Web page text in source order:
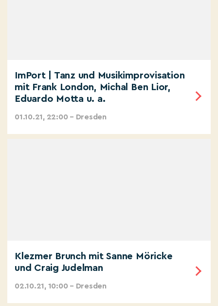
ImPort | Tanz und Musikimprovisation
mit Frank London, Michal Ben Lior,
Eduardo Motta u. a.
01.10.21, 22:00 – Dresden
Klezmer Brunch mit Sanne Möricke
und Craig Judelman
02.10.21, 10:00 – Dresden